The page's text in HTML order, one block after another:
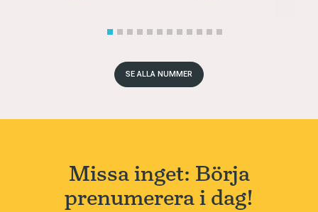
SE ALLA NUMMER
Missa inget: Börja
prenumerera i dag!